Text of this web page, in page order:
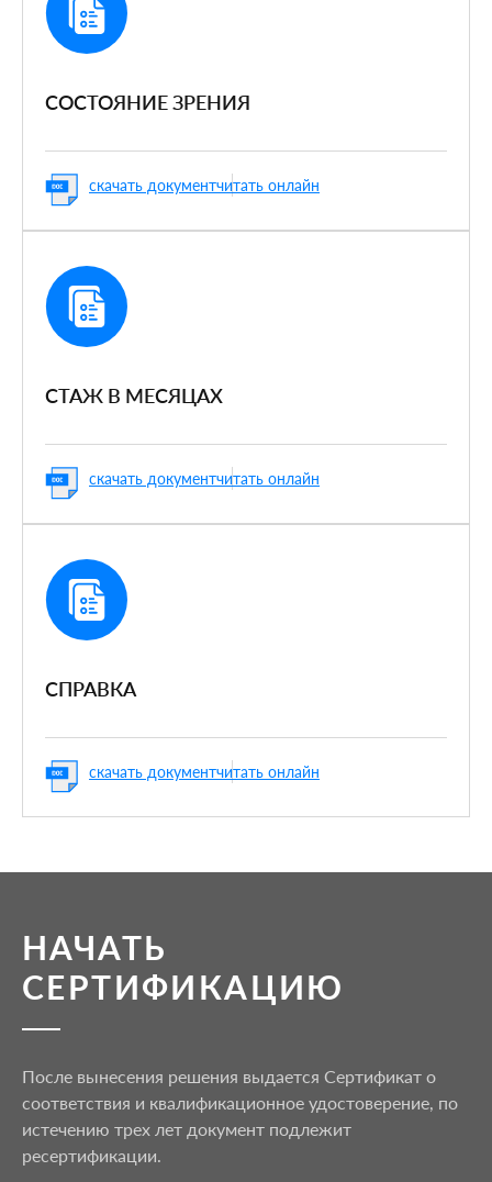
CОСТОЯНИЕ ЗРЕНИЯ
скачать документчитать онлайн
CТАЖ В МЕСЯЦАХ
скачать документчитать онлайн
CПРАВКА
скачать документчитать онлайн
НАЧАТЬ
СЕРТИФИКАЦИЮ
После вынесения решения выдается Сертификат о
соответствия и квалификационное удостоверение, по
истечению трех лет документ подлежит
ресертификации.